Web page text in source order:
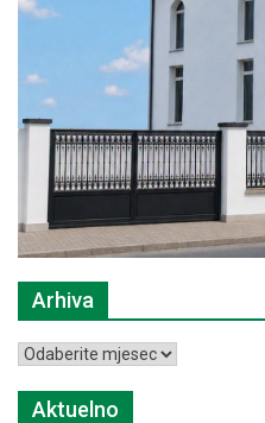
Arhiva
Arhiva
Aktuelno